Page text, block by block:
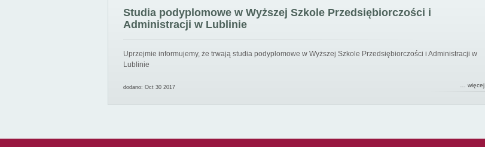
Studia podyplomowe w Wyższej Szkole Przedsiębiorczości i
Administracji w Lublinie
Uprzejmie informujemy, że trwają studia podyplomowe w Wyższej Szkole Przedsiębiorczości i Administracji w
Lublinie
dodano: Oct 30 2017 … więcej